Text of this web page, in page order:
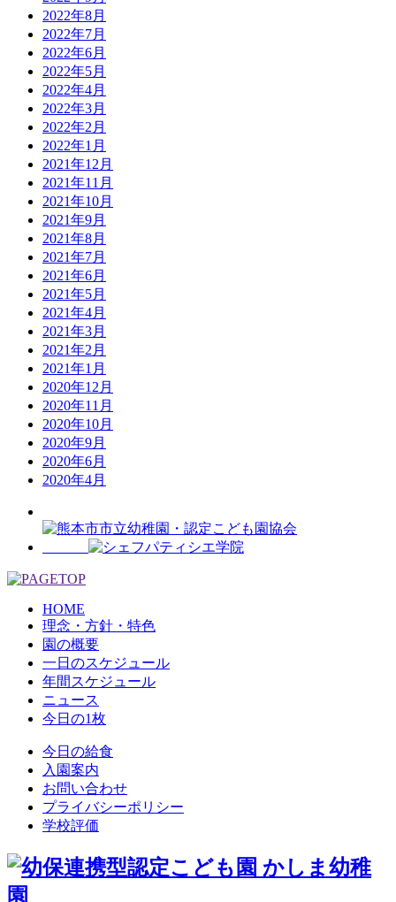
2022年8月
2022年7月
2022年6月
2022年5月
2022年4月
2022年3月
2022年2月
2022年1月
2021年12月
2021年11月
2021年10月
2021年9月
2021年8月
2021年7月
2021年6月
2021年5月
2021年4月
2021年3月
2021年2月
2021年1月
2020年12月
2020年11月
2020年10月
2020年9月
2020年6月
2020年4月
HOME
理念・方針・特色
園の概要
一日のスケジュール
年間スケジュール
ニュース
今日の1枚
今日の給食
入園案内
お問い合わせ
プライバシーポリシー
学校評価